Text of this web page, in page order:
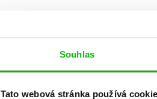
Souhlas
Tato webová stránka používá